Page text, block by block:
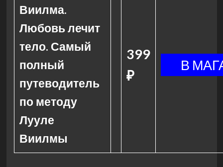
Виилма.
Любовь лечит
тело. Самый
полный
путеводитель
по методу
Лууле
Виилмы
399
₽